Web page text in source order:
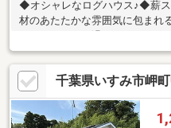
◆オシャレなログハウス♪◆薪
材のあたたかな雰囲気に包まれ
気を感じる間取り♪◆オシャレ
害警戒区域、土砂災害特別警戒
ス特有の木の性質により、雨漏
波が入りにくいです。※前面道
困難です。
千葉県いすみ市岬